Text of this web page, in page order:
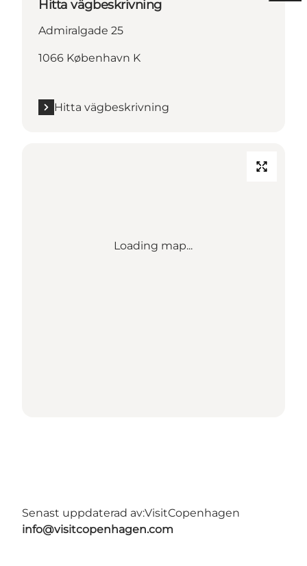
Hitta vägbeskrivning
Admiralgade 25
1066 København K
Hitta vägbeskrivning
Loading map...
Senast uppdaterad av:VisitCopenhagen
info@visitcopenhagen.com